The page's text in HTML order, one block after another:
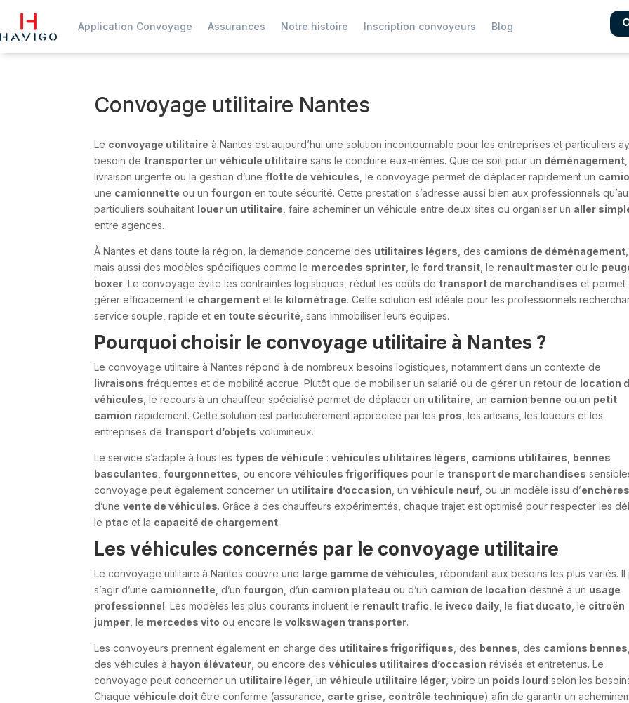
Application Convoyage Assurances Notre histoire Inscription convoyeurs Blog
Convoyage utilitaire Nantes
Le convoyage utilitaire à Nantes est aujourd’hui une solution incontournable pour les entreprises et particuliers
besoin de transporter unvéhicule utilitaire sans le conduire eux-mêmes. Que ce soit pour un déménagement
livraison urgente ou la gestion d’uneflotte de véhicules , le convoyage permet de déplacer rapidement un
une camionnette ou unfourgon en toute sécurité. Cette prestation s’adresse aussi bien aux professionnels
particuliers souhaitant louer un utilitaire , faire acheminer un véhicule entre deux sites ou organiser un aller
entre agences.
À Nantes et dans toute la région, la demande concerne des utilitaires légers , des camions de déménagement
mais aussi des modèles spécifiques comme le mercedes sprinter , leford transit , le renault master ou le
boxer. Le convoyage évite les contraintes logistiques, réduit les coûts de transport de marchandises et permet
gérer efficacement le chargement et le kilométrage. Cette solution est idéale pour les professionnels
service souple, rapide et en toute sécurité , sans immobiliser leurs équipes.
Pourquoi choisir le convoyage utilitaire à Nantes ?
Le convoyage utilitaire à Nantes répond à de nombreux besoins logistiques, notamment dans un contexte de
livraisons fréquentes et de mobilité accrue. Plutôt que de mobiliser un salarié ou de gérer un retour de location
véhicules , le recours à un chauffeur spécialisé permet de déplacer un utilitaire , un camion benne ou un petit
camion rapidement. Cette solution est particulièrement appréciée par les pros , les artisans, les loueurs et les
entreprises de transport d’objets volumineux.
Le service s’adapte à tous les types de véhicule :véhicules utilitaires légers camions utilitaires bennes
basculantes ,fourgonnettes , ou encorevéhicules frigorifiques pour le transport de marchandises
convoyage peut également concerner un utilitaire d’occasion , unvéhicule neuf , ou un modèle issu d’enchères
d’unevente de véhicules. Grâce à des chauffeurs expérimentés, chaque trajet est optimisé pour respecter les
le ptac et la capacité de chargement.
Les véhicules concernés par le convoyage utilitaire
Le convoyage utilitaire à Nantes couvre une large gamme de véhicules , répondant aux besoins les plus variés. Il
s’agir d’une camionnette , d’unfourgon , d’un camion plateau ou d’un camion de location destiné à un usage
professionnel. Les modèles les plus courants incluent le renault trafic , le iveco daily , lefiat ducato , le citroën
jumper , le mercedes vito ou encore levolkswagen transporter.
Les convoyeurs prennent également en charge des utilitaires frigorifiques , des bennes , des camions bennes
des véhicules à hayon élévateur , ou encore desvéhicules utilitaires d’occasion révisés et entretenus. Le
convoyage peut concerner un utilitaire léger , unvéhicule utilitaire léger , voire un poids lourd selon les
Chaquevéhicule doit être conforme (assurance, carte grise contrôle technique) afin de garantir un